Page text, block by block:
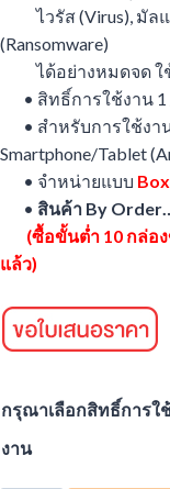
ไวรัส (Virus), มัลแ
(Ransomware)
ได้อย่างหมดจด ใช้
• สิทธิ์การใช้งาน 1 /
• สำหรับการใช้งาน
Smartphone/Tablet
• จำหน่ายแบบ
• สินค้า By
(ซื้อขั้นต่ำ 10 กล่อ
แล้ว)
กรุณาเลือกสิทธิ์การใ
งาน